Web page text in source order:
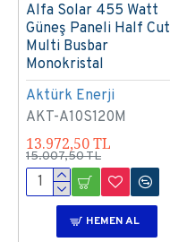
Aktürk Enerji
AKT-A10S120M
Alfa Solar 455 Watt
Güneş Paneli Half Cut
Multi Busbar
Monokristal
13.972,50 TL
15.007,50 TL
HEMEN AL